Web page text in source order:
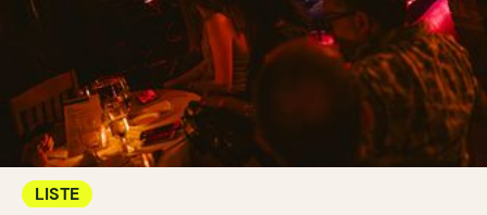
LISTE